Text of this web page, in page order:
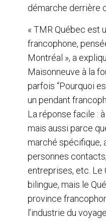
démarche derrière
« TMR Québec est
francophone,
Montréal », a
Maisonneuve à la
parfois “Pourquoi
un pendant
La réponse facile :
mais aussi parce
marché spécifique,
personnes
entreprises, etc. Le
bilingue, mais le
province
l’industrie du